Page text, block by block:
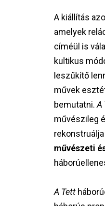
A kiállítás
amelyek
címéül is
kultikus
leszűkítő
művek
bemutatni.A
művészileg
művészeti
A Tett